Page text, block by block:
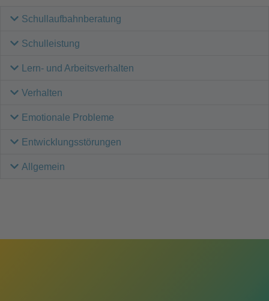
Schullaufbahnberatung
Schulleistung
Lern- und Arbeitsverhalten
Verhalten
Emotionale Probleme
Entwicklungsstörungen
Allgemein